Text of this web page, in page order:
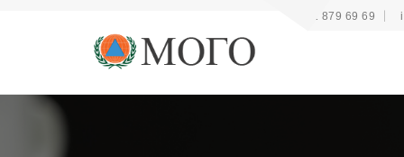
+41 22 879 69 69